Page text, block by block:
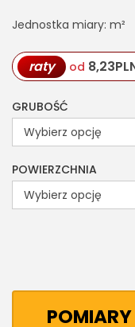
Jednostka miary: m²
raty od 8,23
GRUBOŚĆ
POWIERZCHNIA